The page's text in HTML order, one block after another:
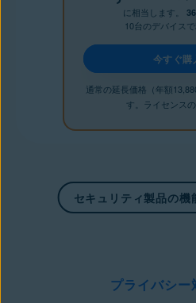
に相当します。
10台のデバイス
今すぐ購
通常の延長価格（年額
す。ライセンス
セキュリティ製品の機
プライバシー